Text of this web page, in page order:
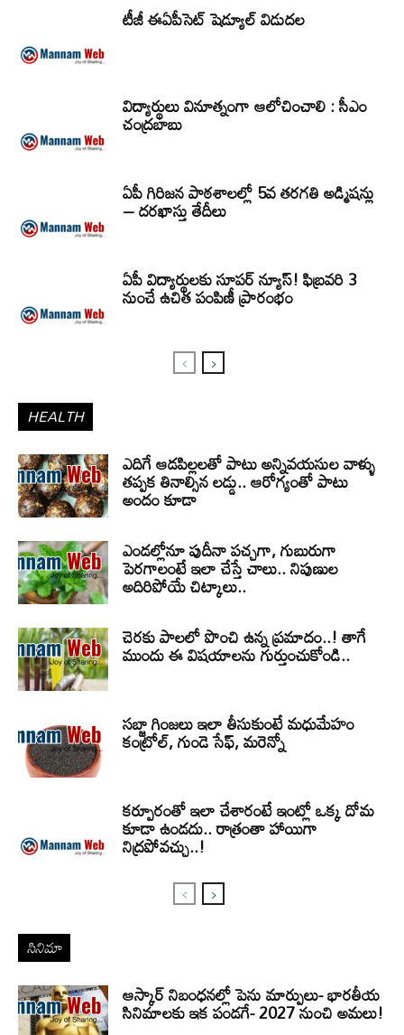
టీజీ ఈఏపీసెట్‌ షెడ్యూల్‌ విడుదల
విద్యార్థులు వినూత్నంగా ఆలోచించాలి : సీఎం
చంద్రబాబు
ఏపీ గిరిజన పాఠశాలల్లో 5వ తరగతి అడ్మిషన్లు
– దరఖాస్తు తేదీలు
ఏపీ విద్యార్థులకు సూపర్ న్యూస్! ఫిబ్రవరి 3
నుంచే ఉచిత పంపిణీ ప్రారంభం
HEALTH
ఎదిగే ఆడపిల్లలతో పాటు అన్నివయసుల వాళ్ళు
తప్పక తినాల్సిన లడ్డు.. ఆరోగ్యంతో పాటు
అందం కూడా
ఎండల్లోనూ పుదీనా పచ్చగా, గుబురుగా
పెరగాలంటే ఇలా చేస్తే చాలు.. నిపుణుల
అదిరిపోయే చిట్కాలు..
చెరకు పాలలో పొంచి ఉన్న ప్రమాదం..! తాగే
ముందు ఈ విషయాలను గుర్తుంచుకోండి..
సబ్జా గింజలు ఇలా తీసుకుంటే మధుమేహం
కంట్రోల్, గుండె సేఫ్, మరెన్నో
కర్పూరంతో ఇలా చేశారంటే ఇంట్లో ఒక్క దోమ
కూడా ఉండదు.. రాత్రంతా హాయిగా
నిద్రపోవచ్చు..!
సినిమా
ఆస్కార్ నిబంధనల్లో పెను మార్పులు- భారతీయ
సినిమాలకు ఇక పండగే- 2027 నుంచి అమలు!